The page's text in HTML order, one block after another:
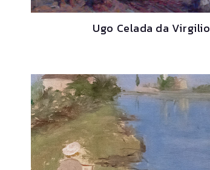
Ugo Celada da Virgilio